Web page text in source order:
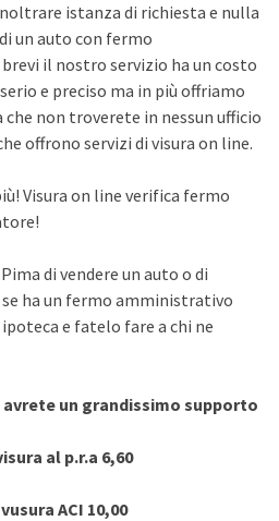
istanza di richiesta e nulla
un auto con fermo
il nostro servizio ha un costo
e preciso ma in più offriamo
non troverete in nessun ufficio
offrono servizi di visura on line.
Visura on line verifica fermo
di vendere un auto o di
ha un fermo amministrativo
e fatelo fare a chi ne
avrete un grandissimo supporto
al p.r.a 6,60
vusura ACI 10,00